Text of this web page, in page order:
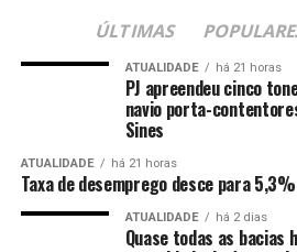
ÚLTIMAS
ATUALIDADE há 21 horas
PJ apreendeu cinco
navio porta-
Sines
ATUALIDADE há 21 horas
Taxa de desemprego desce para
ATUALIDADE há 2 dias
Quase todas as